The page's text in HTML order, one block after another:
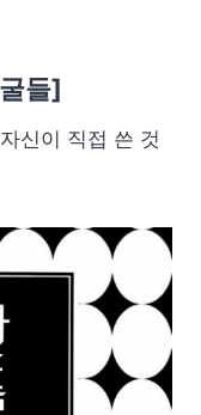
들]
신이 직접 쓴 것